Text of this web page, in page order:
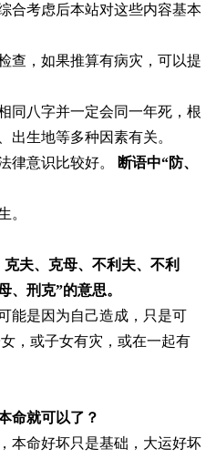
合考虑后本站对这些内容基本
查，如果推算有病灾，可以提
同八字并一定会同一年死，根
出生地等多种因素有关。
律意识比较好。
断语中“防、
。
夫、克母、不利 夫、不利
、刑克”的意思。
能是因为自己造成，只是可
，或子女有灾，或在一起有
命就可以了？
本命好坏只是基础，大运好坏